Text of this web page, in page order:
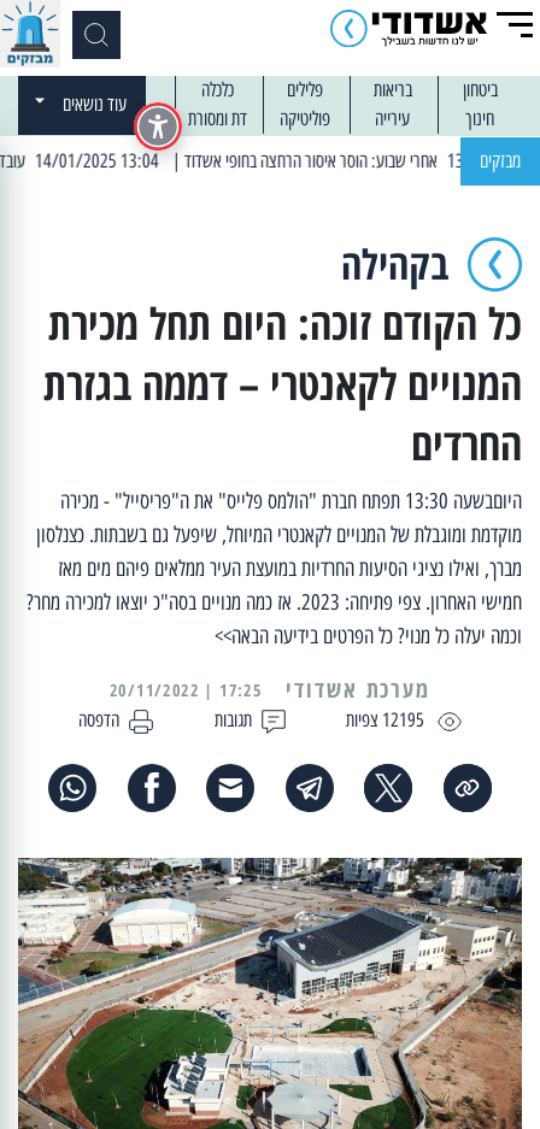
ביטחון בריאות פלילים
כלכלה
חינוך
עירייה פוליטיקה דת ומסורת
עוד נושאים
מבזקים | 13:04 14/01/2025 עובדים בלילות: עבודות קרצוף וריבוד אספלט
בקהילה
כל הקודם זוכה: היום תחל מכירת
המנויים לקאנטרי – דממה בגזרת
החרדים
היוםבשעה 13:30 תפתח חברת "הולמס פלייס" את ה"פריסייל" - מכירה
מוקדמת ומוגבלת של המנויים לקאנטרי המיוחל, שיפעל גם בשבתות. כצנלסון
מברך, ואילו נציגי הסיעות החרדיות במועצת העיר ממלאים פיהם מים מאז
חמישי האחרון. צפי פתיחה: 2023. אז כמה מנויים בסה"כ יוצאו למכירה מחר?
וכמה יעלה כל מנוי? כל הפרטים בידיעה הבאה>>
12195 צפיות תגובות הדפסה
מערכת אשדודי 17:25 | 20/11/2022